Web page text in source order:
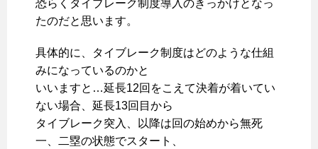
恐らくタイブレーク制度導入のきっかけとなっ
たのだと思います。
具体的に、タイブレーク制度はどのような仕組
みになっているのかと
いいますと…延長12回をこえて決着が着いてい
ない場合、延長13回目から
タイブレーク突入、以降は回の始めから無死
一、二塁の状態でスタート、